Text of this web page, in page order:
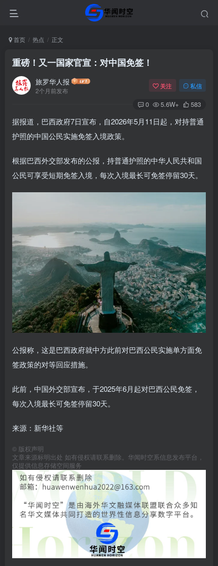
首页 热点 正文
重磅！又一国家官宣：对中国免签！
旅罗华人报
2个月前发布
关注 私信
0 5.6W+ 583
据报道，巴西政府7日宣布，自2026年5月11日起，对持普通
护照的中国公民实施免签入境政策。
根据巴西外交部发布的公报，持普通护照的中华人民共和国
公民可享受短期免签入境，每次入境最长可免签停留30天。‌‌
公报称，这是巴西政府就中方此前对巴西公民实施单方面免
签政策的对等回应措施。
此前，中国外交部宣布，于2025年6月起对巴西公民免签，
每次入境最长可免签停留30天。‌‌
来源：新华社等
© 版权声明
文章来源标明出处 如有侵权请联系删除。华闻时空系信息发布平台，
仅提供信息存储空间服务